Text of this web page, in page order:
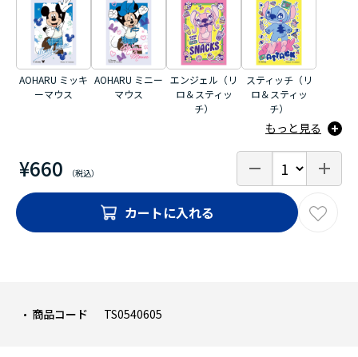
¥660
商品コード TS0540605
AOHARU ミッキ
ーマウス
AOHARU ミニー
マウス
エンジェル（リ
ロ＆スティッ
チ）
スティッチ（リ
ロ＆スティッ
チ）
もっと見る
カートに入れる